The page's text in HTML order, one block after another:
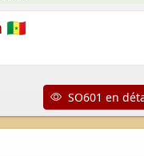
🇸🇳
SO601 en